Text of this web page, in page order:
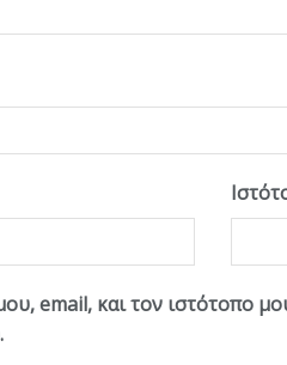
email, και τον ιστότοπο